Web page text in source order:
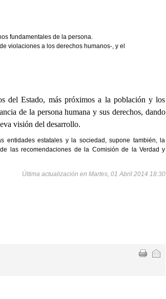
fundamentales de la persona.
violaciones a los derechos humanos-, y el
del Estado, más próximos a la población y los
de la persona humana y sus derechos, dando
visión del desarrollo.
entidades estatales y la sociedad, supone también, la
las recomendaciones de la Comisión de la Verdad y
Última actualización en Martes, 01 Abril 2014 18:30